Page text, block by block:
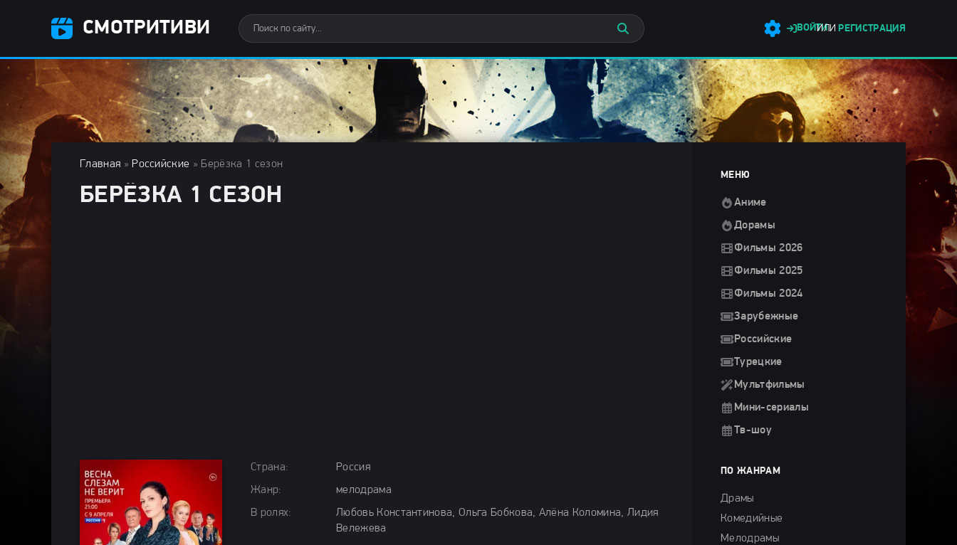
СМОТРИТИВИ ВОЙТИ
ИЛИ РЕГИСТРАЦИЯ
Главная » Российские » Берёзка 1 сезон
БЕРЁЗКА 1 СЕЗОН
Страна:
Россия
Жанр:
мелодрама
В ролях:
Любовь Константинова, Ольга Бобкова, Алёна Коломина, Лидия
Вележева
МЕНЮ
Аниме
Дорамы
Фильмы 2026
Фильмы 2025
Фильмы 2024
Зарубежные
Российские
Турецкие
Мультфильмы
Мини-сериалы
Тв-шоу
ПО ЖАНРАМ
Драмы
Комедийные
Мелодрамы